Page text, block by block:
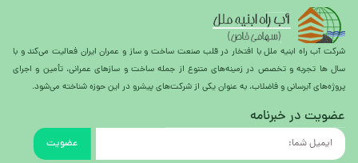
شرکت آب راه ابنیه ملل با افتخار در قلب صنعت ساخت و ساز و عمران ایران فعالیت می‌کند و با
سال ها تجربه و تخصص در زمینه‌های متنوع از جمله ساخت و سازهای عمرانی، تأمین و اجرای
پروژه‌های آبرسانی و فاضلاب، به عنوان یکی از شرکت‌های پیشرو در این حوزه شناخته می‌شود.
عضویت در خبرنامه
عضویت